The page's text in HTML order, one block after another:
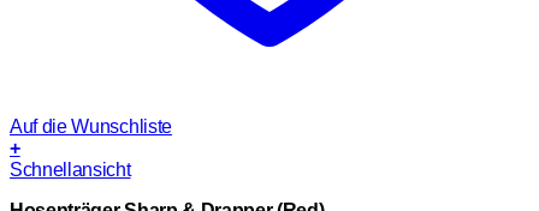
Auf die Wunschliste
+
Schnellansicht